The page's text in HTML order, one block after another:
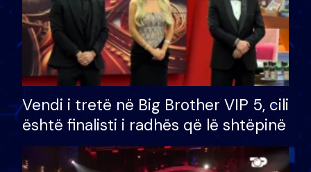
Vendi i tretë në Big Brother VIP 5, cili
është finalisti i radhës që lë shtëpinë